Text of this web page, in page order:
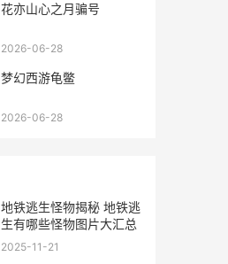
花亦山心之月骗号
2026-06-28
梦幻西游龟鳖
2026-06-28
地铁逃生怪物揭秘 地铁逃
生有哪些怪物图片大汇总
2025-11-21